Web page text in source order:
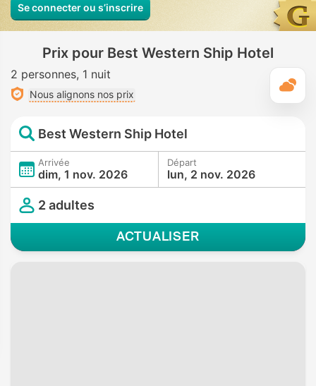
Se connecter ou s’inscrire
Prix pour Best Western Ship Hotel
2 personnes 1 nuit
Nous alignons nos prix
Best Western Ship Hotel
Arrivée
dim, 1 nov. 2026
Départ
lun, 2 nov. 2026
2 adultes
ACTUALISER